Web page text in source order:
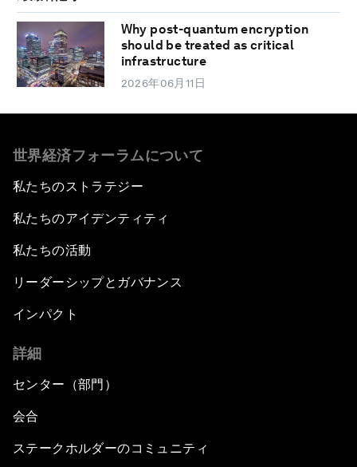
Why post-quantum encryption
should be treated as critical
infrastructure
2026年06月11日
世界経済フォーラムについて
私たちのストラテジー
私たちのアイデンティティ
私たちの活動
リーダーシップとガバナンス
インパクト
詳細
センター（部門）
会合
ステークホルダーのコミュニティ